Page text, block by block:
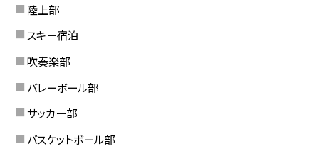
陸上部
スキー宿泊
吹奏楽部
バレーボール部
サッカー部
バスケットボール部